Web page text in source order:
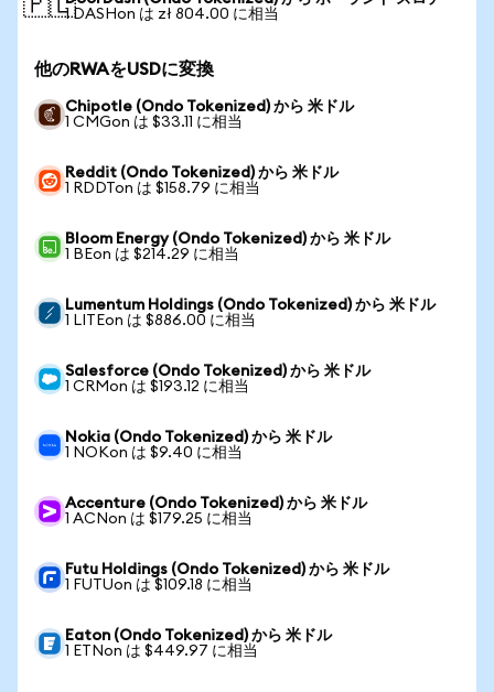
🇵🇱1 DASHon は zł 804.00 に相当
他のRWAをUSDに変換
Chipotle (Ondo Tokenized) から 米ドル
1 CMGon は $33.11 に相当
Reddit (Ondo Tokenized) から 米ドル
1 RDDTon は $158.79 に相当
Bloom Energy (Ondo Tokenized) から 米ドル
1 BEon は $214.29 に相当
Lumentum Holdings (Ondo Tokenized) から 米ドル
1 LITEon は $886.00 に相当
Salesforce (Ondo Tokenized) から 米ドル
1 CRMon は $193.12 に相当
Nokia (Ondo Tokenized) から 米ドル
1 NOKon は $9.40 に相当
Accenture (Ondo Tokenized) から 米ドル
1 ACNon は $179.25 に相当
Futu Holdings (Ondo Tokenized) から 米ドル
1 FUTUon は $109.18 に相当
Eaton (Ondo Tokenized) から 米ドル
1 ETNon は $449.97 に相当